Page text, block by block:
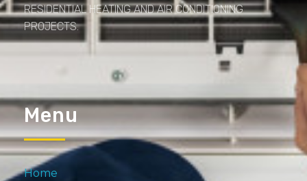
RESIDENTIAL HEATING AND AIR CONDITIONING
PROJECTS.
Menu
Home